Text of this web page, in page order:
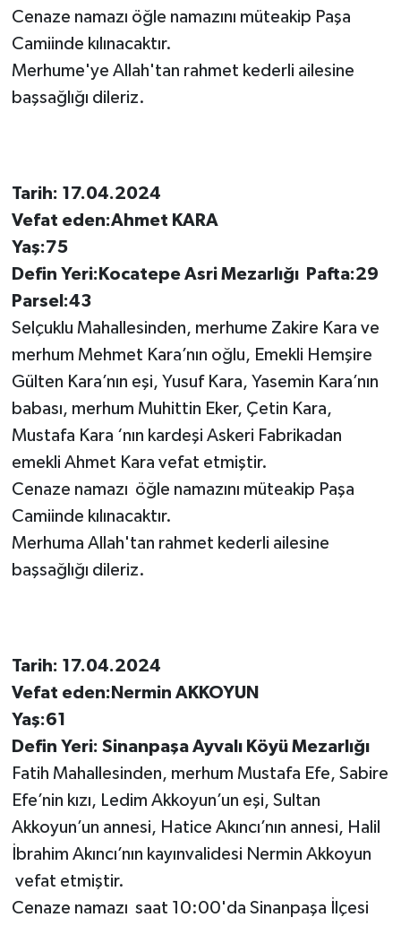
Cenaze namazı öğle namazını müteakip Paşa
Camiinde kılınacaktır.
Merhume'ye Allah'tan rahmet kederli ailesine
başsağlığı dileriz.
Tarih: 17.04.2024
Vefat eden:Ahmet KARA
Yaş:75
Defin Yeri:Kocatepe Asri Mezarlığı Pafta:29
Parsel:43
Selçuklu Mahallesinden, merhume Zakire Kara ve
merhum Mehmet Kara’nın oğlu, Emekli Hemşire
Gülten Kara’nın eşi, Yusuf Kara, Yasemin Kara’nın
babası, merhum Muhittin Eker, Çetin Kara,
Mustafa Kara ‘nın kardeşi Askeri Fabrikadan
emekli Ahmet Kara vefat etmiştir.
Cenaze namazı öğle namazını müteakip Paşa
Camiinde kılınacaktır.
Merhuma Allah'tan rahmet kederli ailesine
başsağlığı dileriz.
Tarih: 17.04.2024
Vefat eden:Nermin AKKOYUN
Yaş:61
Defin Yeri: Sinanpaşa Ayvalı Köyü Mezarlığı
Fatih Mahallesinden, merhum Mustafa Efe, Sabire
Efe’nin kızı, Ledim Akkoyun’un eşi, Sultan
Akkoyun’un annesi, Hatice Akıncı’nın annesi, Halil
İbrahim Akıncı’nın kayınvalidesi Nermin Akkoyun
vefat etmiştir.
Cenaze namazı saat 10:00'da Sinanpaşa İlçesi